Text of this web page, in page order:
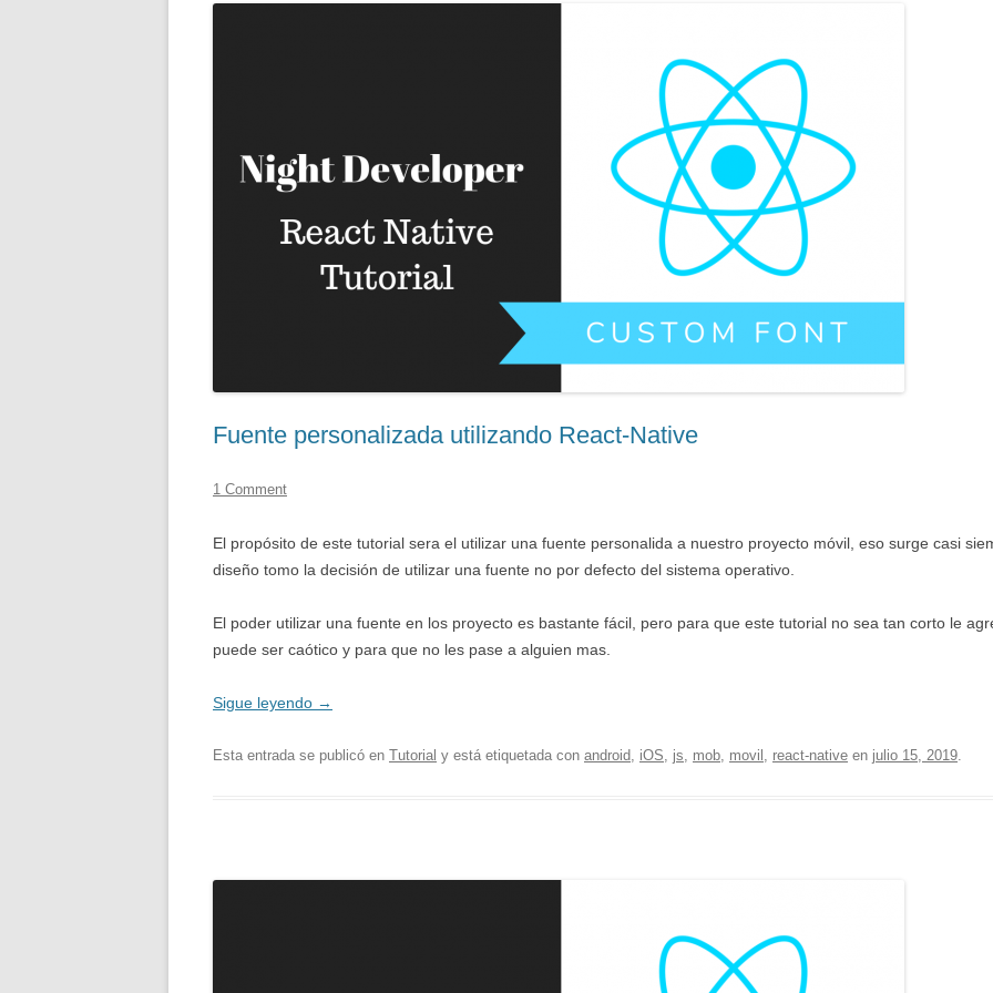
Fuente personalizada utilizando React-Native
1 Comment
El propósito de este tutorial sera el utilizar una fuente personalida a nuestro proyecto móvil, eso surge casi
diseño tomo la decisión de utilizar una fuente no por defecto del sistema operativo.
El poder utilizar una fuente en los proyecto es bastante fácil, pero para que este tutorial no sea tan corto le
puede ser caótico y para que no les pase a alguien mas.
Sigue leyendo →
Esta entrada se publicó en Tutorial y está etiquetada con android, iOS, js, mob, movil , react-native en julio 15, 2019.